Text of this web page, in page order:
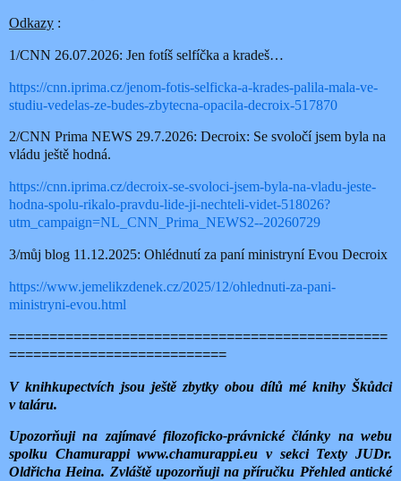
Odkazy :
1/CNN 26.07.2026: Jen fotíš selfíčka a kradeš…
https://cnn.iprima.cz/jenom-fotis-selficka-a-krades-palila-mala-ve-
studiu-vedelas-ze-budes-zbytecna-opacila-decroix-517870
2/CNN Prima NEWS 29.7.2026: Decroix: Se svoločí jsem byla na
vládu ještě hodná.
https://cnn.iprima.cz/decroix-se-svoloci-jsem-byla-na-vladu-jeste-
hodna-spolu-rikalo-pravdu-lide-ji-nechteli-videt-518026?
utm_campaign=NL_CNN_Prima_NEWS2--20260729
3/můj blog 11.12.2025: Ohlédnutí za paní ministryní Evou Decroix
https://www.jemelikzdenek.cz/2025/12/ohlednuti-za-pani-
ministryni-evou.html
===============================================
===========================
V knihkupectvích jsou ještě zbytky obou dílů mé knihy Škůdci
v taláru.
Upozorňuji na zajímavé filozoficko-právnické články na webu
spolku Chamurappi www.chamurappi.eu v sekci Texty JUDr.
Oldřicha Heina. Zvláště upozorňuji na příručku Přehled antické